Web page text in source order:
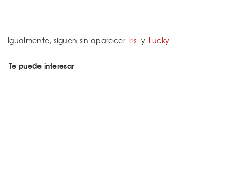
Igualmente, siguen sin aparecer Iris y Lucky
Te puede interesar